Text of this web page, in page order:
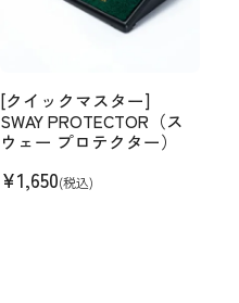
[クイックマスター]
SWAY PROTECTOR（ス
ウェー プロテクター）
¥1,650(税込)